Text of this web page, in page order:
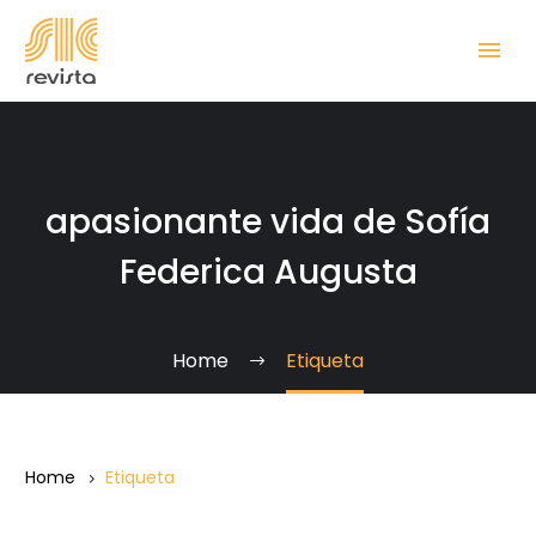
apasionante vida de Sofía
Federica Augusta
Home Etiqueta
Home Etiqueta